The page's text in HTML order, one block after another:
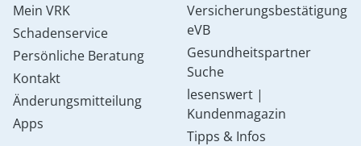
Mein VRK
Schadenservice
Persönliche Beratung
Kontakt
Änderungsmitteilung
Apps
Versicherungsbestätigung
eVB
Gesundheitspartner
Suche
lesenswert |
Kundenmagazin
Tipps & Infos